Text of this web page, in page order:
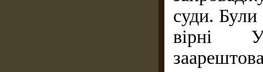
суди. Були
вірні